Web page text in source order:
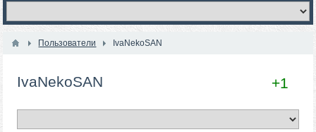
Пользователи IvaNekoSAN
+1
IvaNekoSAN